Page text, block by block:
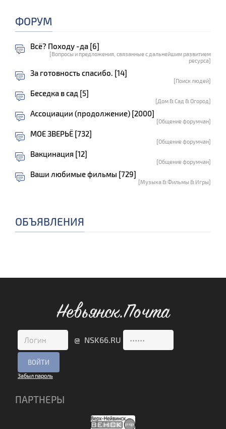
ФОРУМ
Всё? Походу -да [6]
[Вопросы и предложения, связанные с дальнейшим развитием
ресурса]
За готовность спасибо. [14]
[Поиск людей]
Беседка в сад [5]
[Дом & Сад & Огород]
Ассоциации (продолжение) [2000]
[Общение форумчан]
МОЕ ЗВЕРЬЁ [732]
[Общение форумчан]
Вакцинация [12]
[Общение форумчан]
Ваши любимые фильмы [729]
[Музыка & Фильмы & Игры]
ОБЪЯВЛЕНИЯ
Невьянск.Почта
@ NSK66.RU
Забыл пароль
ПАРТНЕРЫ